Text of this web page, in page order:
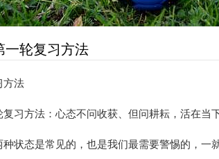
一轮复习方法
方法
习方法：心态不问收获、但问耕耘，活在当
状态是常见的，也是我们最需要警惕的，一